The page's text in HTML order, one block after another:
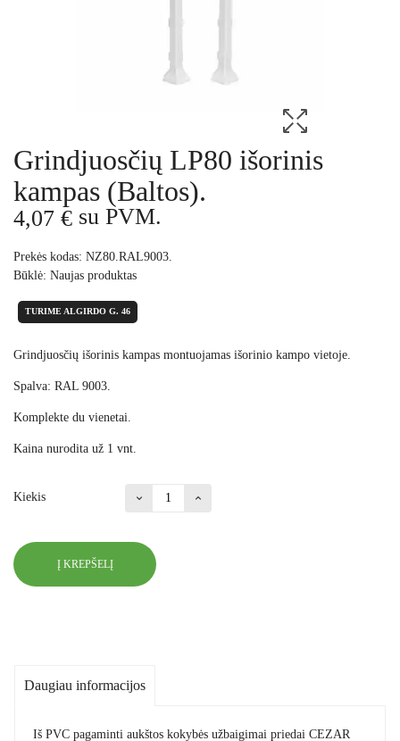
Grindjuosčių LP80 išorinis
kampas (Baltos).
4,07 € su PVM.
Prekės kodas: NZ80.RAL9003.
Būklė: Naujas produktas
TURIME ALGIRDO G. 46
Grindjuosčių išorinis kampas montuojamas išorinio kampo vietoje.
Spalva: RAL 9003.
Komplekte du vienetai.
Kaina nurodita už 1 vnt.
Kiekis
Į KREPŠELĮ
Daugiau informacijos
Iš PVC pagaminti aukštos kokybės užbaigimai priedai CEZAR